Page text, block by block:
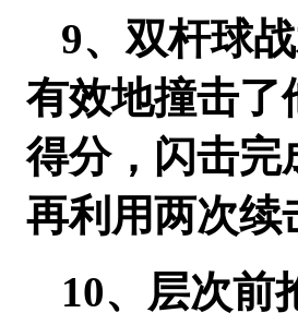
9、双杆球
有效地撞击了
得分，闪击完
再利用两次续
10、层次前